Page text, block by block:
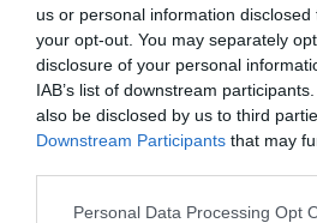
us or personal information
your opt-out. You may separately
disclosure of your personal
IAB’s list of downstream
also be disclosed by us to third
Downstream Participants that may
Please note that this website/app
Personal Data Processing Opt